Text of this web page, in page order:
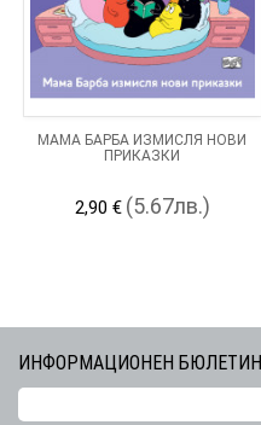
МАМА БАРБА ИЗМИСЛЯ НОВИ
ПРИКАЗКИ
2,90 € (5.67лв.)
ИНФОРМАЦИОНЕН БЮЛЕТИН